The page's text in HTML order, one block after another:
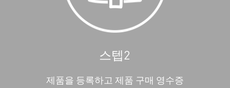
스텝2
제품을 등록하고 제품 구매 영수증